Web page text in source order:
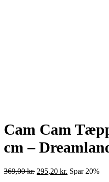
Cam Cam
cm –
369,00kr. Den
295,20 kr. Den
Spar 20%